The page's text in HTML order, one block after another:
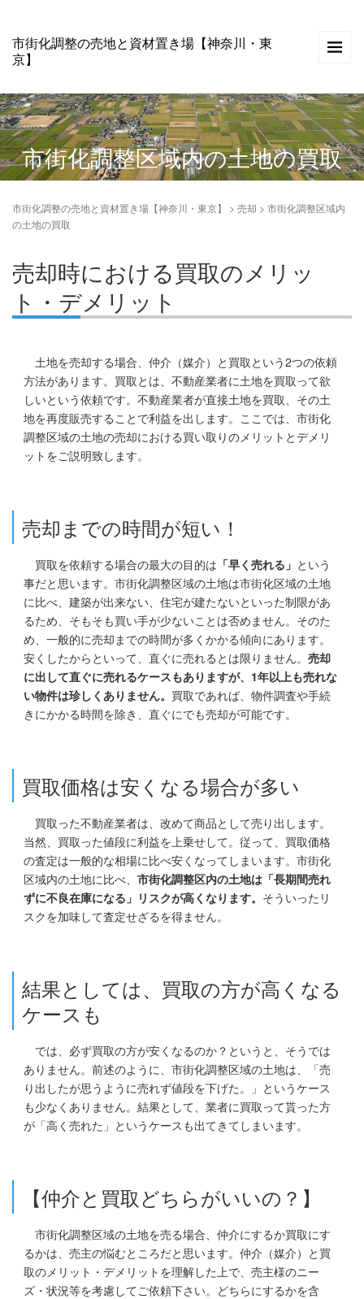
市街化調整の売地と資材置き場【神奈川・東
京】
市街化調整区域内の土地の買取
市街化調整の売地と資材置き場【神奈川・東京】 > 売却 > 市街化調整区域内
の土地の買取
売却時における買取のメリッ
ト・デメリット
土地を売却する場合、仲介（媒介）と買取という2つの依頼
方法があります。買取とは、不動産業者に土地を買取って欲
しいという依頼です。不動産業者が直接土地を買取、その土
地を再度販売することで利益を出します。ここでは、市街化
調整区域の土地の売却における買い取りのメリットとデメリ
ットをご説明致します。
売却までの時間が短い！
買取を依頼する場合の最大の目的は 「早く売れる」 という
事だと思います。市街化調整区域の土地は市街化区域の土地
に比べ、建築が出来ない、住宅が建たないといった制限があ
るため、そもそも買い手が少ないことは否めません。そのた
め、一般的に売却までの時間が多くかかる傾向にあります。
安くしたからといって、直ぐに売れるとは限りません。 売却
に出して直ぐに売れるケースもありますが、1年以上も売れな
い物件は珍しくありません。 買取であれば、物件調査や手続
きにかかる時間を除き、直ぐにでも売却が可能です。
買取価格は安くなる場合が多い
買取った不動産業者は、改めて商品として売り出します。
当然、買取った値段に利益を上乗せして。従って、買取価格
の査定は一般的な相場に比べ安くなってしまいます。市街化
区域内の土地に比べ、 市街化調整区内の土地は「長期間売れ
ずに不良在庫になる」リスクが高くなります。 そういったリ
スクを加味して査定せざるを得ません。
結果としては、買取の方が高くなる
ケースも
では、必ず買取の方が安くなるのか？というと、そうでは
ありません。前述のように、市街化調整区域の土地は、「売
り出したが思うように売れず値段を下げた。」というケース
も少なくありません。結果として、業者に買取って貰った方
が「高く売れた」というケースも出てきてしまいます。
【仲介と買取どちらがいいの？】
市街化調整区域の土地を売る場合、仲介にするか買取にす
るかは、売主の悩むところだと思います。仲介（媒介）と買
取のメリット・デメリットを理解した上で、売主様のニー
ズ・状況等を考慮してご依頼下さい。どちらにするかを含